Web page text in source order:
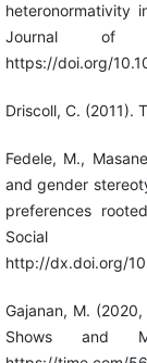
heteronormativity
Journal of
https://doi.org/
Driscoll, C. (2011).
Fedele, M.,
and gender
preferences
Social
http://dx.doi.org/
Gajanan, M.
Shows and